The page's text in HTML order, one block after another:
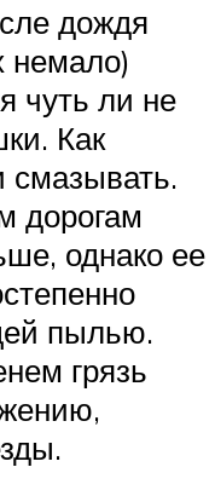
дождя
немало)
чуть ли не
Как
смазывать.
дорогам
однако ее
пылью.
грязь